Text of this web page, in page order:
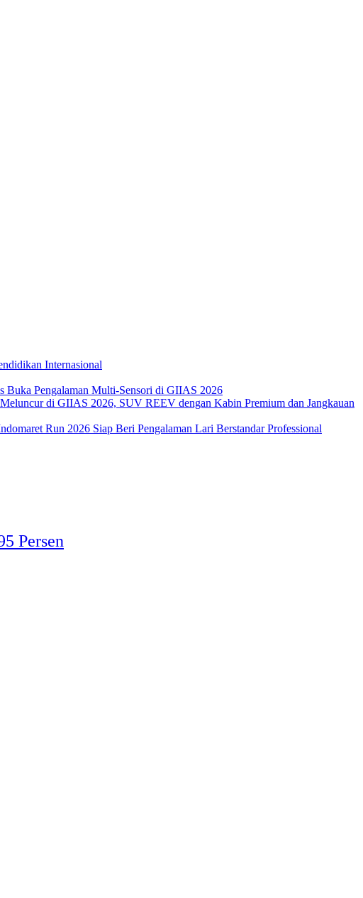
Internasional
Buka Pengalaman Multi-Sensori di GIIAS 2026
di GIIAS 2026, SUV REEV dengan Kabin Premium dan Jangkauan
Run 2026 Siap Beri Pengalaman Lari Berstandar Professional
Persen